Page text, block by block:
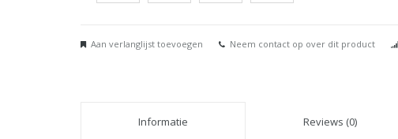
Aan verlanglijst toevoegen Neem contact op over dit product
Informatie Reviews (0)